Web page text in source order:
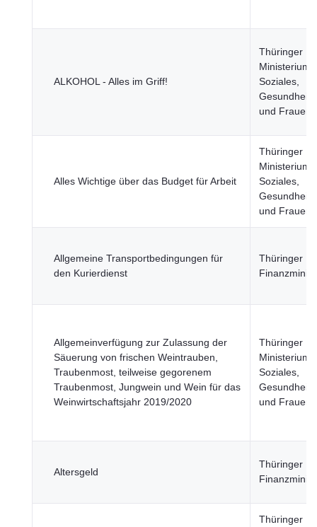
ALKOHOL - Alles im Griff!
Thüringer
Ministerium
Soziales,
Gesundheit,
und Frauen
Alles Wichtige über das Budget für Arbeit
Thüringer
Ministerium
Soziales,
Gesundheit,
und Frauen
Allgemeine Transportbedingungen für
den Kurierdienst
Thüringer
Allgemeinverfügung zur Zulassung der
Säuerung von frischen Weintrauben,
Traubenmost, teilweise gegorenem
Traubenmost, Jungwein und Wein für das
Weinwirtschaftsjahr 2019/2020
Thüringer
Ministerium
Soziales,
Gesundheit,
und Frauen
Altersgeld
Thüringer
Thüringer